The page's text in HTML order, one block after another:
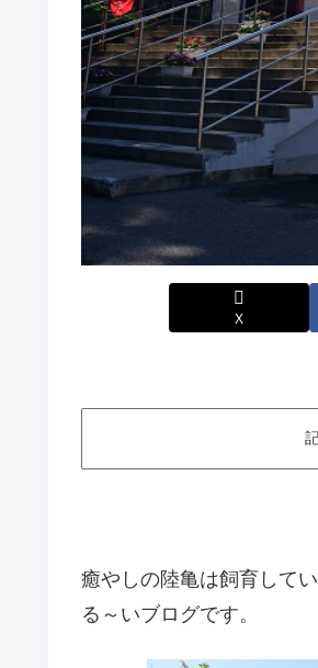
X
癒やしの陸亀は飼育して
る～いブログです。